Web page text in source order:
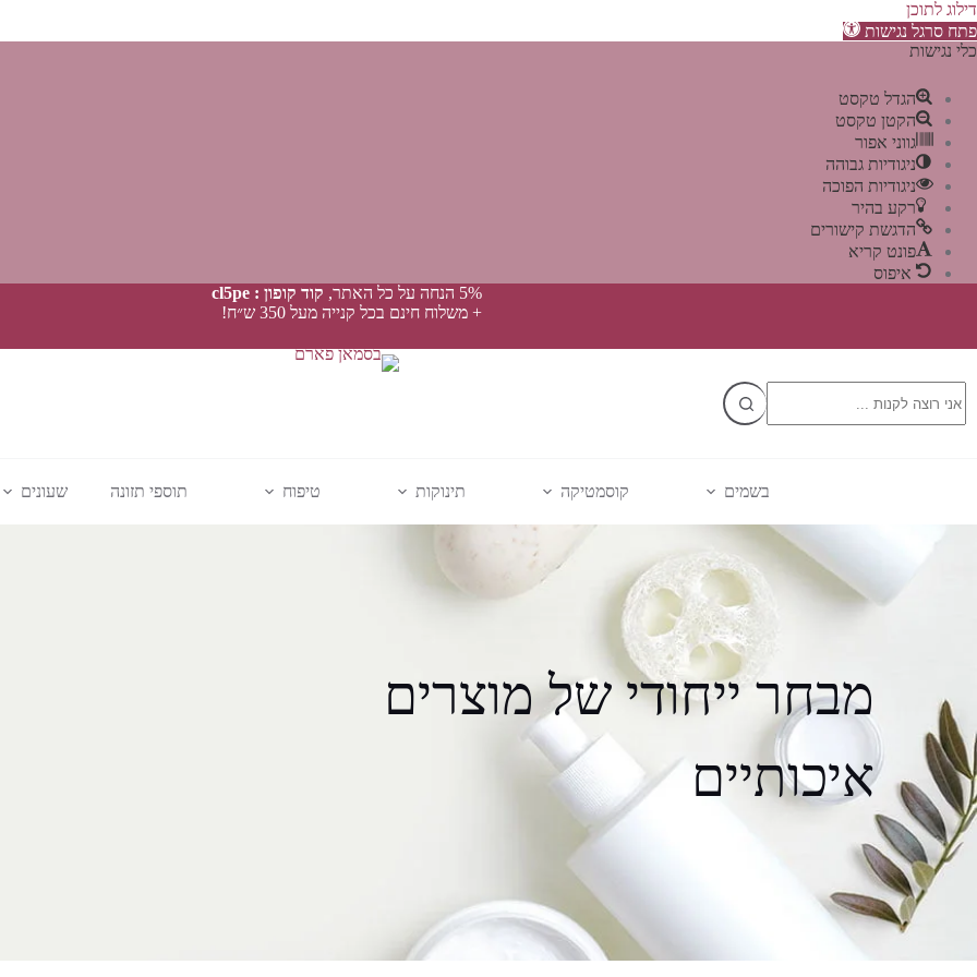
דילוג לתוכן
פתח סרגל נגישות
כלי נגישות
הגדל טקסט
הקטן טקסט
גווני אפור
ניגודיות גבוהה
ניגודיות הפוכה
רקע בהיר
הדגשת קישורים
פונט קריא
איפוס
5% הנחה על כל האתר,
קוד קופון : cl5pe
+ משלוח חינם בכל קנייה מעל 350 ש״ח!
results
בשמים קוסמטיקה תינוקות טיפוח תוספי תזונה שעונים
מבחר ייחודי של מוצרים
איכותיים